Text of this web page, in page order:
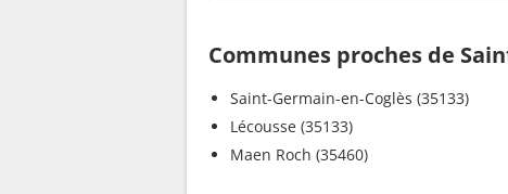
Communes proches de
Saint-Germain-en-Coglès (35133)
Lécousse (35133)
Maen Roch (35460)